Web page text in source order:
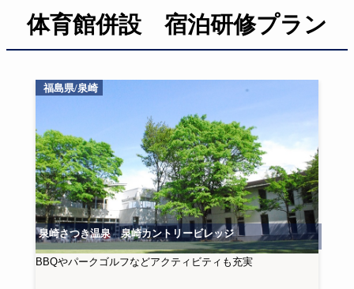
体育館併設 宿泊研修プラン
福島県/泉崎
泉崎さつき温泉 泉崎カントリービレッジ
BBQやパークゴルフなどアクティビティも充実